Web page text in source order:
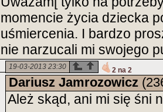
momencie życia dziecka
uśmiercenia. I bardzo
nie narzucali mi swojego
19-03-2013 23:30 2 na 2
Dariusz Jamrozowicz
Ależ skąd, ani mi się śni